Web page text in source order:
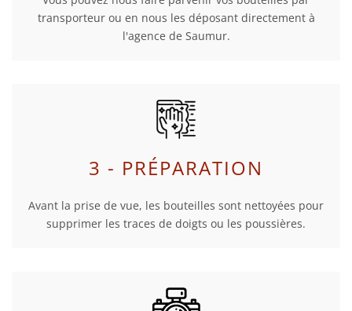
transporteur ou en nous les déposant directement à
l'agence de Saumur.
3 - PRÉPARATION
Avant la prise de vue, les bouteilles sont nettoyées pour
supprimer les traces de doigts ou les poussières.